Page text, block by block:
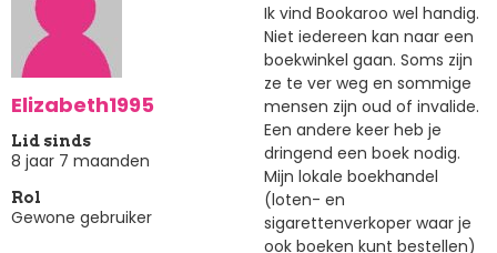
Elizabeth1995
Lid sinds
8 jaar 7 maanden
Rol
Gewone gebruiker
Ik vind Bookaroo wel handig.
Niet iedereen kan naar een
boekwinkel gaan. Soms zijn
ze te ver weg en sommige
mensen zijn oud of invalide.
Een andere keer heb je
dringend een boek nodig.
Mijn lokale boekhandel
(loten- en
sigarettenverkoper waar je
ook boeken kunt bestellen)